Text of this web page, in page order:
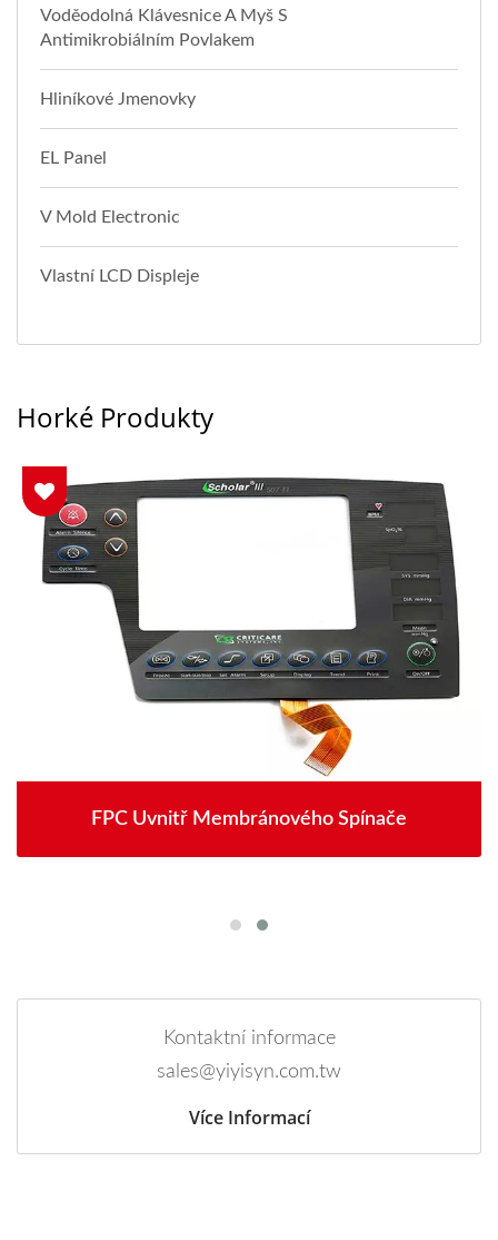
Voděodolná Klávesnice A Myš S
Antimikrobiálním Povlakem
Hliníkové Jmenovky
EL Panel
V Mold Electronic
Vlastní LCD Displeje
Horké Produkty
FPC Uvnitř Membránového Spínače
Kontaktní informace
sales@yiyisyn.com.tw
Více Informací